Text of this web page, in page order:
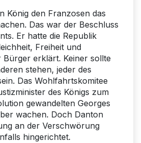
König den Franzosen das
Das war der Beschluss
Er hatte die Republik
Freiheit und
Bürger erklärt. Keiner sollte
stehen, jeder des
Das Wohlfahrtskomitee
des Königs zum
gewandelten Georges
wachen. Doch Danton
an der Verschwörung
hingerichtet.